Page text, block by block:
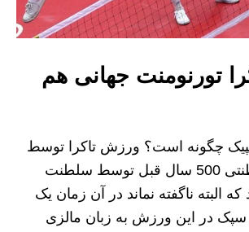
تورنومنت جهانی هم
چگونه است؟ ورزش تاکرا توسط
خانواده های سلطنتی 500 سال قبل توسط سلطنت
البته ناگفته نماند در آن زمان یک
سپک در این ورزش به زبان مالزی